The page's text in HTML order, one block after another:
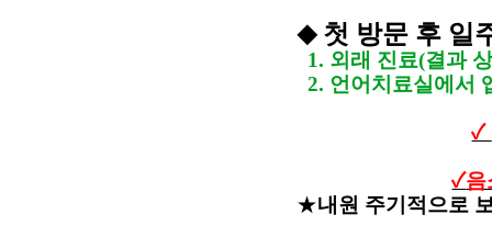
◆ 첫 방문 후 일
1. 외래 진료(결과
2. 언어치료실에서
✓
✓음
★내원 주기적으로